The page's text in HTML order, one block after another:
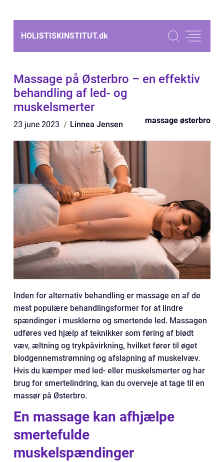
HOLISTISKINSTITUT.dk
Massage på Østerbro – en effektiv
behandling af led- og
muskelsmerter
23 june 2023 Linnea Jensen massage østerbro
Inden for alternativ behandling er massage en af de
mest populære behandlingsformer for at lindre
spændinger i musklerne og smertende led. Massagen
udføres ved hjælp af teknikker som føring af blødt
væv, æltning og trykpåvirkning, hvilket fører til øget
blodgennemstrømning og afslapning af muskelvæv.
Hvis du kæmper med led- eller muskelsmerter og har
brug for smertelindring, kan du overveje at tage til en
massør på Østerbro.
En massage kan afhjælpe
smertefulde
muskelspændinger